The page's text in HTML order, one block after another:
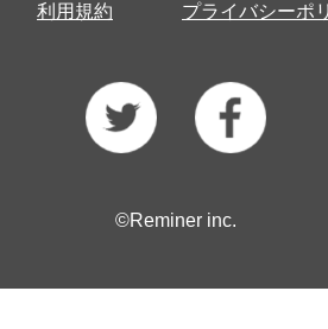
利用規約 プライバシーポ
©Reminer inc.